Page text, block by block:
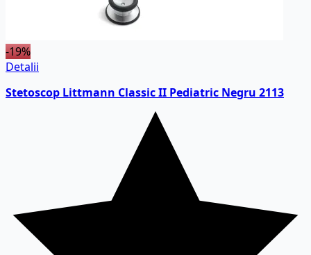
-19%
Detalii
Stetoscop Littmann Classic II Pediatric Negru 2113